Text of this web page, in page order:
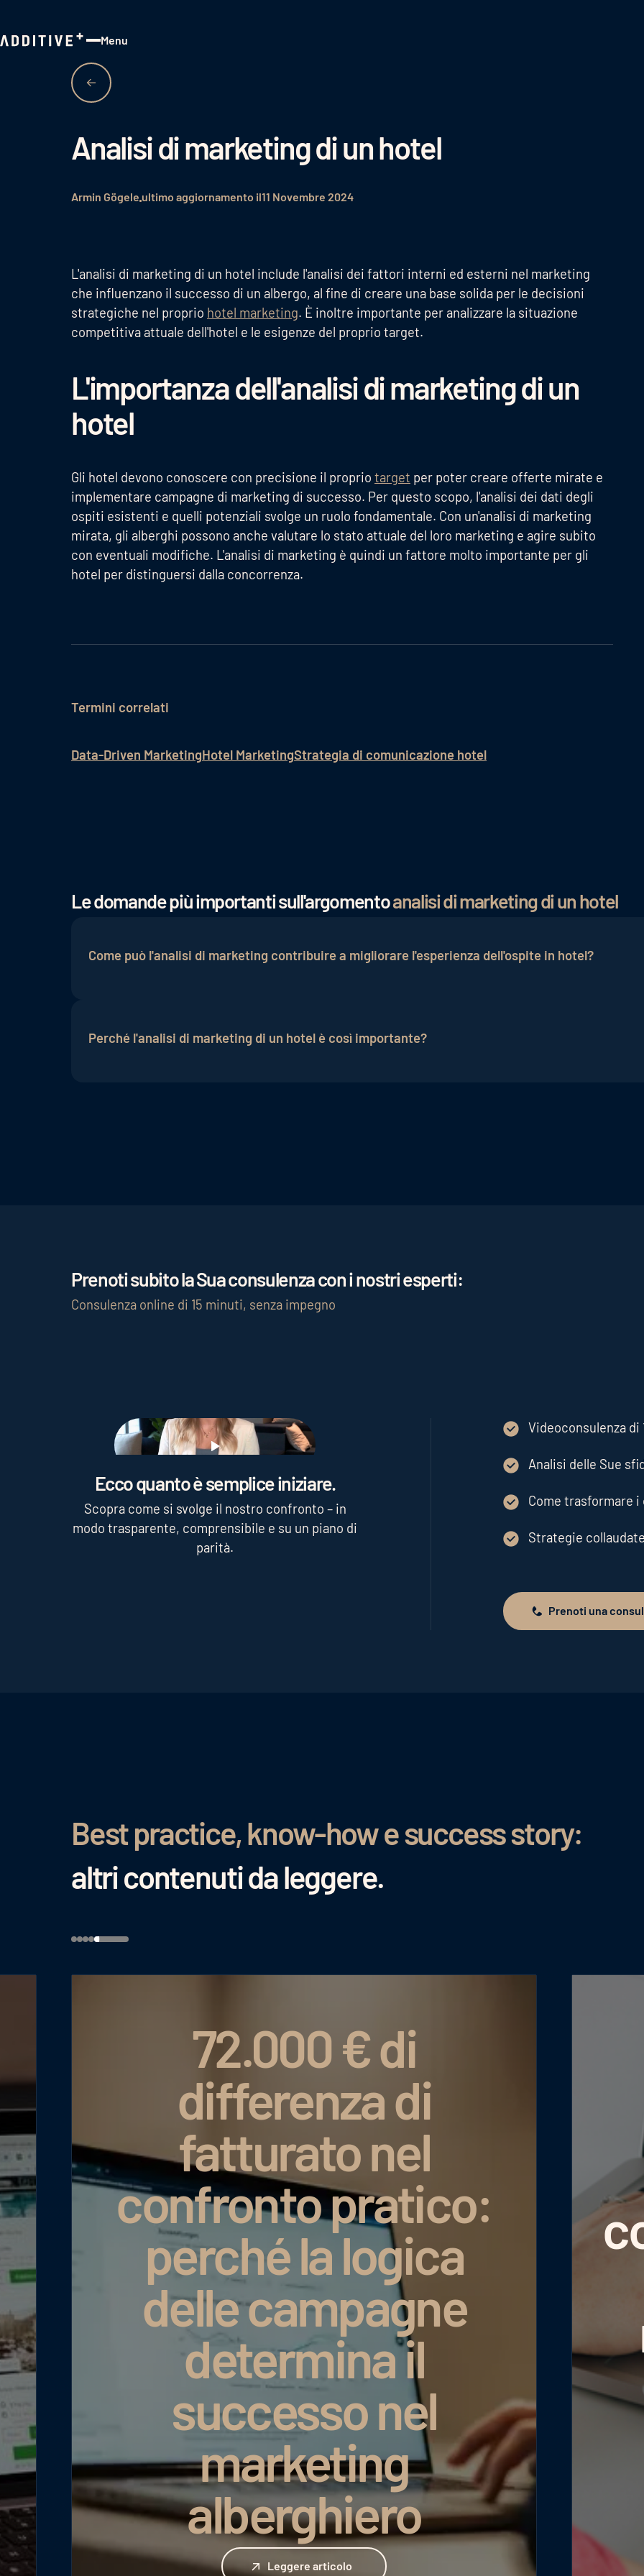
Menu
Analisi di marketing di un hotel
Armin Gögele ultimo aggiornamento il11 Novembre 2024
L'analisi di marketing di un hotel include l'analisi dei fattori interni ed esterni nel marketing
che influenzano il successo di un albergo, al fine di creare una base solida per le decisioni
strategiche nel proprio hotel marketing. È inoltre importante per analizzare la situazione
competitiva attuale dell'hotel e le esigenze del proprio target.
L'importanza dell'analisi di marketing di un
hotel
Gli hotel devono conoscere con precisione il propriotarget per poter creare offerte mirate e
implementare campagne di marketing di successo. Per questo scopo, l'analisi dei dati degli
ospiti esistenti e quelli potenziali svolge un ruolo fondamentale. Con un'analisi di marketing
mirata, gli alberghi possono anche valutare lo stato attuale del loro marketing e agire subito
con eventuali modifiche. L'analisi di marketing è quindi un fattore molto importante per gli
hotel per distinguersi dalla concorrenza.
Termini correlati
Data-Driven MarketingHotel MarketingStrategia di comunicazione hotel
Le domande più importanti sull'argomentoanalisi di marketing di un hotel
Come può l'analisi di marketing contribuire a migliorare l'esperienza dell'ospite in hotel?
alberghiero.
Perché l'analisi di marketing di un hotel è così importante?
Prenoti subito la Sua consulenza con i nostri esperti:
Consulenza online di 15 minuti, senza impegno
Play
Ecco quanto è semplice iniziare.
Scopra come si svolge il nostro confronto – in
modo trasparente, comprensibile e su un piano di
parità.
Videoconsulenza
Analisi delle Sue
Come trasformare
Strategie
Prenoti una consulenza
Prenoti una
Best practice, know-how e success story:
altri contenuti da leggere.
72.000 € di
differenza di
fatturato nel
confronto pratico:
perché la logica
delle campagne
determina il
successo nel
marketing
alberghiero
Leggere articolo
Leggere articolo